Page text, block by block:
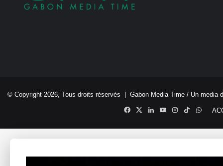
© Copyright 2026, Tous droits réservés | Gabon Media Time / Un media
Facebook
X LinkedinYouTubeInstagram
TikTok